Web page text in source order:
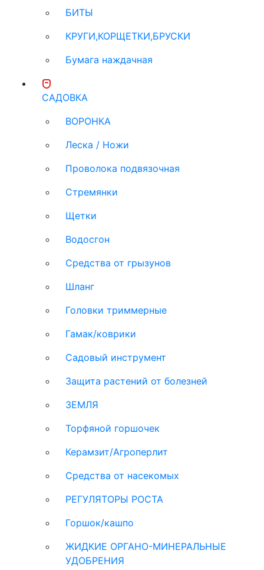
БИТЫ
КРУГИ,КОРЩЕТКИ,БРУСКИ
Бумага наждачная
САДОВКА
ВОРОНКА
Леска / Ножи
Проволока подвязочная
Стремянки
Щетки
Водосгон
Средства от грызунов
Шланг
Головки триммерные
Гамак/коврики
Садовый инструмент
Защита растений от болезней
ЗЕМЛЯ
Торфяной горшочек
Керамзит/Агроперлит
Средства от насекомых
РЕГУЛЯТОРЫ РОСТА
Горшок/кашпо
ЖИДКИЕ ОРГАНО-МИНЕРАЛЬНЫЕ
УДОБРЕНИЯ